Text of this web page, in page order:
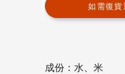
如需復貨
成份：水、米